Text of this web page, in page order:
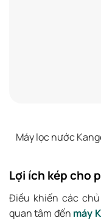
Máy lọc nước
Lợi ích kép cho
Điều khiến các
quan tâm đến máy